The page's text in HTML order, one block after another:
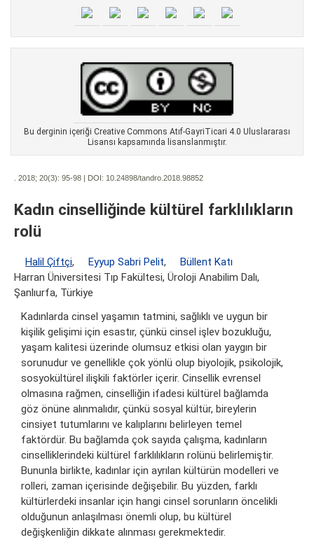
Bu derginin içeriği Creative Commons Atıf-GayriTicari 4.0 Uluslararası
Lisansı kapsamında lisanslanmıştır.
. 2018; 20(3): 95-98 | DOI: 10.24898/tandro.2018.98852
Kadın cinselliğinde kültürel farklılıkların
rolü
Halil Çiftçi, Eyyup Sabri Pelit,
Büllent Katı
Harran Üniversitesi Tıp Fakültesi, Üroloji Anabilim Dalı,
Şanlıurfa, Türkiye
Kadınlarda cinsel yaşamın tatmini, sağlıklı ve uygun bir
kişilik gelişimi için esastır, çünkü cinsel işlev bozukluğu,
yaşam kalitesi üzerinde olumsuz etkisi olan yaygın bir
sorunudur ve genellikle çok yönlü olup biyolojik, psikolojik,
sosyokültürel ilişkili faktörler içerir. Cinsellik evrensel
olmasına rağmen, cinselliğin ifadesi kültürel bağlamda
göz önüne alınmalıdır, çünkü sosyal kültür, bireylerin
cinsiyet tutumlarını ve kalıplarını belirleyen temel
faktördür. Bu bağlamda çok sayıda çalışma, kadınların
cinselliklerindeki kültürel farklılıkların rolünü belirlemiştir.
Bununla birlikte, kadınlar için ayrılan kültürün modelleri ve
rolleri, zaman içerisinde değişebilir. Bu yüzden, farklı
kültürlerdeki insanlar için hangi cinsel sorunların öncelikli
olduğunun anlaşılması önemli olup, bu kültürel
değişkenliğin dikkate alınması gerekmektedir.